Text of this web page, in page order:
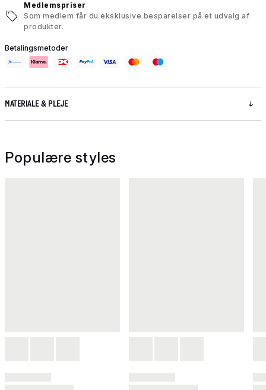
Medlemspriser
Som medlem får du eksklusive besparelser på et udvalg af
produkter.
Betalingsmetoder
MATERIALE & PLEJE
Populære styles